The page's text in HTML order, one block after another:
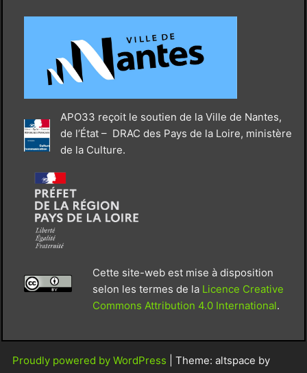
APO33 reçoit le soutien de la Ville de Nantes,
de l’État – DRAC des Pays de la Loire, ministère
de la Culture.
Cette site-web est mise à disposition
selon les termes de la Licence Creative
Commons Attribution 4.0 International.
Proudly powered by WordPress
Theme: altspace by